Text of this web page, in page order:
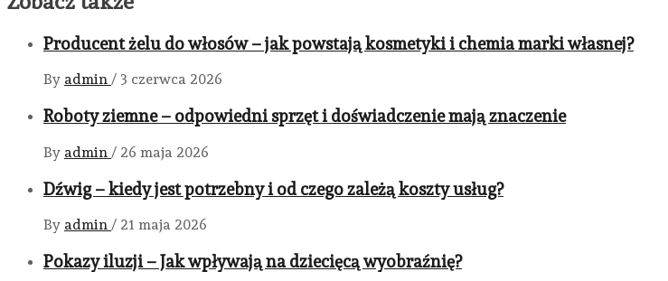
Producent żelu do włosów – jak powstają kosmetyki i chemia marki własnej?
By admin / 3 czerwca 2026
Roboty ziemne – odpowiedni sprzęt i doświadczenie mają znaczenie
By admin / 26 maja 2026
Dźwig – kiedy jest potrzebny i od czego zależą koszty usług?
By admin / 21 maja 2026
Pokazy iluzji – Jak wpływają na dziecięcą wyobraźnię?